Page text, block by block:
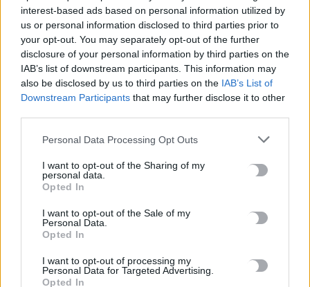
interest-based ads based on personal information utilized by
us or personal information disclosed to third parties prior to
your opt-out. You may separately opt-out of the further
disclosure of your personal information by third parties on the
IAB’s list of downstream participants. This information may
also be disclosed by us to third parties on the IAB’s List of
Downstream Participants that may further disclose it to other
Personal Data Processing Opt Outs
I want to opt-out of the Sharing of my
personal data.
Opted In
I want to opt-out of the Sale of my
Personal Data.
Opted In
I want to opt-out of processing my
Personal Data for Targeted Advertising.
Opted In
TRENDING
ΑΠΑΤΗΤΕΣ ΠΑΡΑΛΙΕΣ # ΠΕΡΣΕΙΔΕΣ